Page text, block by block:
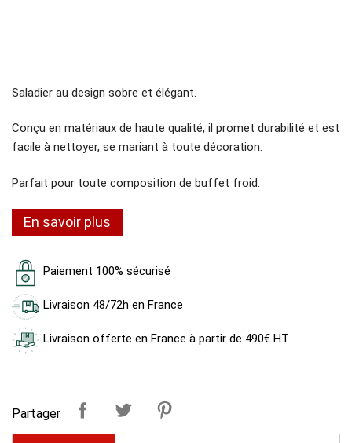
Saladier au design sobre et élégant.
Conçu en matériaux de haute qualité, il promet durabilité et est
facile à nettoyer, se mariant à toute décoration.
Parfait pour toute composition de buffet froid.
En savoir plus
Paiement 100% sécurisé
Livraison 48/72h en France
Livraison offerte en France à partir de 490€ HT
Partager